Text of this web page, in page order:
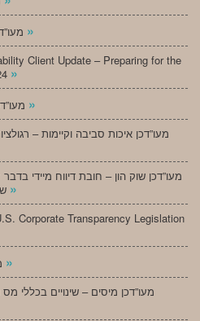
»
Client Update – Preparing for the
»
»
מעו”דכן איכות סביבה וקיימות –
מעו”דכן שוק הון – חובת דיווח מיידי
»
Corporate Transparency Legislation
»
מעו”דכן מיסים – שינויים